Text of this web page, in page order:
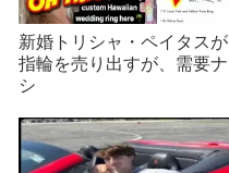
新婚トリシャ・ペイタスが
指輪を売り出すが、需要ナ
シ